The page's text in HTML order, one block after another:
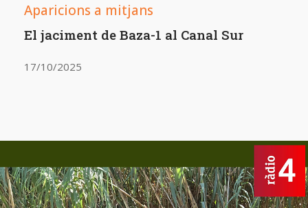
Aparicions a mitjans
El jaciment de Baza-1 al Canal Sur
17/10/2025